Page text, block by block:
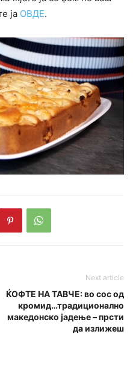
ја ОВДЕ.
Next article
ЌОФТЕ НА ТАВЧЕ: во сос од
кромид…традиционално
македонско јадење – прсти
да излижеш